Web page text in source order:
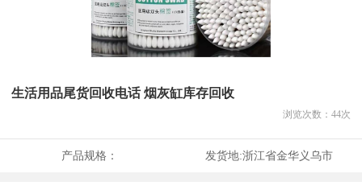
生活用品尾货回收电话 烟灰缸库存回收
浏览次数： 44次
产品规格： 发货地:浙江省金华义乌市